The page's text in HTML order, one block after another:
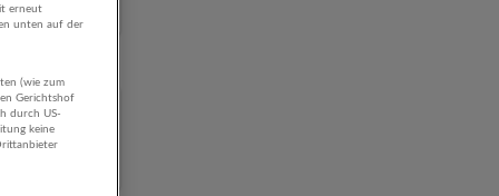
erneut
unten auf der
(wie zum
Gerichtshof
durch US-
keine